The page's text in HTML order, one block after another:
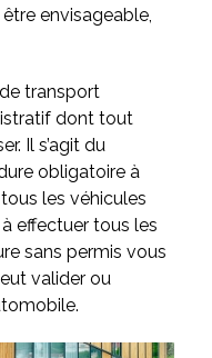
envisageable,
transport
dont tout
Il s’agit du
obligatoire à
les véhicules
effectuer tous les
sans permis vous
valider ou